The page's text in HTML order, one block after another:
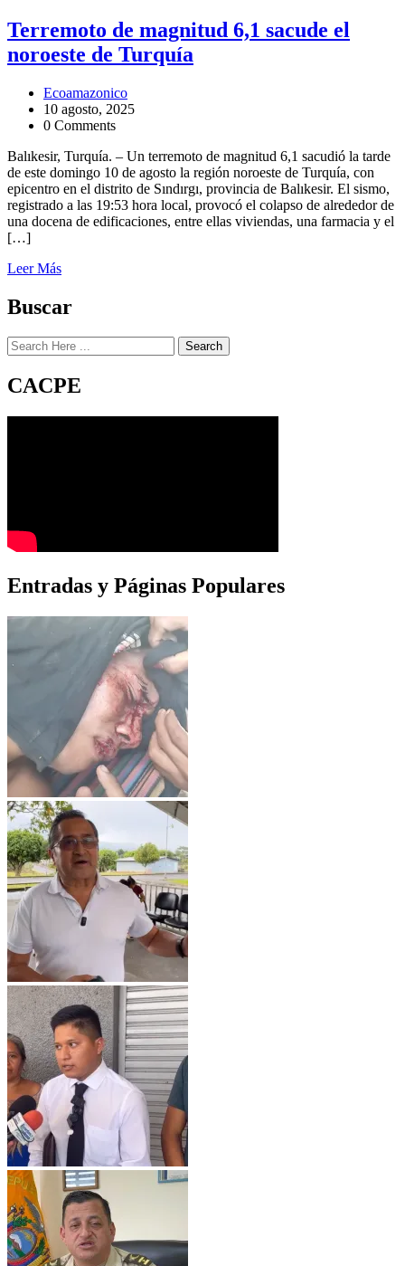
Terremoto de magnitud 6,1 sacude el
noroeste de Turquía
Ecoamazonico
10 agosto, 2025
0 Comments
Balıkesir, Turquía. – Un terremoto de magnitud 6,1 sacudió la tarde
de este domingo 10 de agosto la región noroeste de Turquía, con
epicentro en el distrito de Sındırgı, provincia de Balıkesir. El sismo,
registrado a las 19:53 hora local, provocó el colapso de alrededor de
una docena de edificaciones, entre ellas viviendas, una farmacia y el
[…]
Leer Más
Buscar
Search
CACPE
Entradas y Páginas Populares